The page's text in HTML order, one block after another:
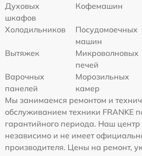
Духовых
шкафов
Кофемашин
Холодильников
Посудомоечных
машин
Вытяжек
Микроволновых
печей
Варочных
панелей
Морозильных
камер
Мы занимаемся ремонтом и
обслуживанием техники FRANKE
гарантийного периода. Наш центр
независимо и не имеет
производителя. Цены на ремонт,